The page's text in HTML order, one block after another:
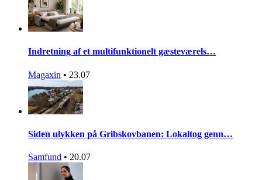
Indretning af et multifunktionelt gæsteværels…
Magaxin • 23.07
Siden ulykken på Gribskovbanen: Lokaltog genn…
Samfund • 20.07